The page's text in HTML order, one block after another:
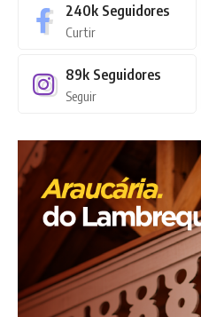
240k Seguidores
Curtir
89k Seguidores
Seguir